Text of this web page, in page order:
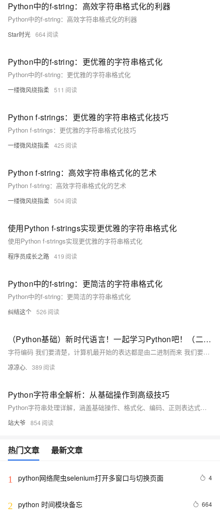
Python中的f-string：高效字符串格式化的利器
Python中的f-string：高效字符串格式化的利器
Star时光 664
Python中的f-string：更优雅的字符串格式化
Python中的f-string：更优雅的字符串格式化
一缕微风绕指柔 511
Python f-strings：更优雅的字符串格式化技巧
Python f-strings：更优雅的字符串格式化技巧
一缕微风绕指柔 425
Python f-string：高效字符串格式化的艺术
Python f-string：高效字符串格式化的艺术
一缕微风绕指柔 504
使用Python f-strings实现更优雅的字符串格式化
使用Python f-strings实现更优雅的字符串格式化
程序员成长之路 419
Python中的f-string：更简洁的字符串格式化
Python中的f-string：更简洁的字符串格式化
纠结这个 526
（Python基础）新时代语言！一起学习Python吧！（二）：字符编码由来；Python字符串、字符串格式化；list集合和tuple元组区别
字符编码 我们要清楚，计算机最开始的表达都是由二进制而来 我们要想通过二进制来表示我们熟知的字符看看以下的变化 例如： 1 的二进制编码为 0000 0001 我们通过A这个字符，让其在计算机内部存储（现如今，A 字符在地址通常表示为65） 现在拿A举例： 在计算机内部 A字符，它本身表示为 65这个数，在计算机底层会转为二进制码 也意味着A字符在底层表示为 1000001 通过这样的字符表示进行转换，逐步发展为拥有127个字符的编码存储到计算机中，这个编码表也被称为ASCII编码。 但随时代变迁，ASCII编码逐渐暴露短板，全球有上百种语言，光是ASCII编码并不能够满足需求
凉凉心. 389
Python字符串全解析：从基础操作到高级技巧
Python字符串处理详解，涵盖基础操作、格式化、编码、正则表达式及性能优化等内容，结合实际案例帮助开发者系统掌握字符串核心技能，提升文本处理与编程效率。
站大爷 854
热门文章 最新文章
1 python网络爬虫selenium打开多窗口与切换页面 4
2 python 时间模块备忘 664